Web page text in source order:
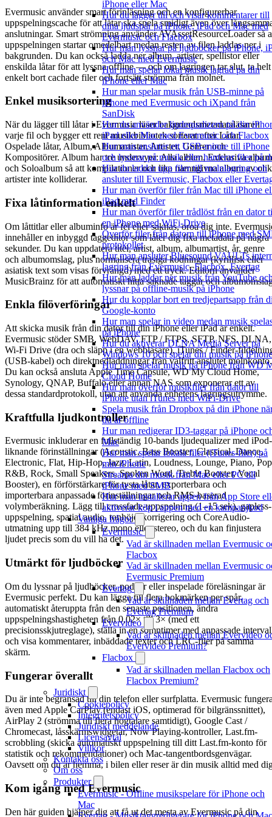
iPhone eller Mac
Hur du lägger till och visar kommentarer till
dina ljudspår på iPhone, iPad och Mac med
Evermusic och Flacbox
Hur man lyssnar på ljudböcker på iPhone,
och Mac med Evermusic
Hur man spelar lokal musik lagrad pa din
iPhone eller Mac
Hur man spelar musik från USB-minne på
iPhone med Evermusic och iXpand från
SanDisk
Hur du använder ljudequalizern på din
iPad eller Mac med Evermusic och Flacbox
Hur man ansluter ett USB-minne till iPhone
och lyssnar på musik eller hanterar filer på
Hur du laddar upp filer till molnlagring och
ansluter till Evermusic, Flacbox eller
Hur man överför filer från Mac till iPhone
iPad med Finder
Hur man överför filer trådlöst från en dator
en iPhone med WiFi-Drive
Överför filer från datorn till iPhone med
protokollet
Hur man ansluter Bluesound VAULTs
lagring från Evermusic, Flacbox, Evertag
Hur man laddar ner musik från YouTube
lyssnar på offline-musik på iPhone
Hur du kopplar bort en tredjepartsapp från
Google-konto
Hur man spelar in video medan musik
på iPhone
Hur du aktiverar DLNA Media Server på
Windows 10 och spelar din musik på iPhone
Hur man spelar musik på iPhone från WD
Cloud Home
Hur man överför musikfiler från dator till
iPhone utan iTunes med WiFi-Drive
Spela musik från Dropbox på din iPhone
du är offline
Hur man redigerar ID3-taggar på iPhone
Mac
Hur man spelar lokala filer (iTunes-filer) på
min iPhone
Streama din musik från Mac eller PC till
iPhone med SMB
Hur man installerar appen från App Store
aktiverar köp i appen med en kampanjkod
Vanliga frågor
Evermusic
Vad är skillnaden mellan Evermusic
Flacbox
Vad är skillnaden mellan Evermusic
Evermusic Premium
Evertag
Vad är skillnaden mellan Evertag och
Evertag Premium
Evervideo
Vad är skillnaden mellan Evervideo
Evervideo Premium?
Flacbox
Vad är skillnaden mellan Flacbox och
Flacbox Premium?
Juridiskt
Cookiepolicy
Integritetspolicy
Juridiskt meddelande
Licensavtal
Villkor
Kontakta oss
Om oss
Produkter
Evermusic - Offline musikspelare för iPhone och
Mac
Evermusic använder smart förinläsning och en konfigurerbar
uppspelningscache för att låtar ska spela smidigt även över
anslutningar. Smart strömning använder AVAssetResourceLoader så
uppspelningen startar omedelbart medan resten av filen laddas ner i
bakgrunden. Du kan också ladda ner album, artister, spellistor eller
enskilda låtar för att lyssna offline — och om lagringen tar slut, ta helt
enkelt bort cachade filer och fortsätt strömma från molnet.
Enkel musiksortering
När du lägger till låtar i Evermusic läser bakgrundsmetadataläsaren
varje fil och bygger ett rent musikbibliotek sorterat efter Låtar,
Ospelade låtar, Album, Albumartister, Artister, Genrer och
Kompositörer. Album har tre undervyer: Alla album, Exklusiva album
och Soloalbum så att kompilationer och lika namngivna album av
artister inte kolliderar.
Fixa låtinformation enkelt
Om låttitlar eller albuminfo är fel eller saknas, oroa dig inte.
innehåller en inbyggd taggeditor som låter dig fixa metadata på några
sekunder. Du kan uppdatera titel, artist, album, albumartist, år, genre
och albumomslag, plus normalisera trasiga kodningar (kyrillisk eller
asiatisk text som visas förvrängd) med ett tryck. Editorn använder
MusicBrainz för att automatiskt hitta saknade taggar och
Enkla filöverföringar
Att skicka musik från din dator till din iPhone eller iPad är enkelt.
Evermusic stöder SMB, WebDAV, FTP / FTPS, SFTP, NFS, DLNA,
Wi-Fi Drive (dra och släpp i en webbläsare), iTunes / Finder-
(USB-kabel) och direktnedladdningar från valfritt anslutet molnkonto.
Du kan också ansluta Apple Time Capsule, WD My Cloud Home,
Synology, QNAP, Buffalo eller annan NAS som exponerar ett av
dessa standardprotokoll, utan att använda enhetens lagringsutrymme.
Kraftfulla ljudkontroller
Evermusic inkluderar en fullständig 10-bands ljudequalizer med iPod-
liknande förinställningar (Acoustic, Bass Booster, Classical, Dance,
Electronic, Flat, Hip-Hop, Jazz, Latin, Loudness, Lounge, Piano,
R&B, Rock, Small Speakers, Spoken Word, Treble Booster, Vocal
Booster), en förförstärkare för tysta låtar, exporterbara och
importerbara anpassade förinställningar och RMS-baserad
volymberäkning. Lägg till crossfade-uppspelning (1–15 sek), gapless-
uppspelning, spatial audio, tonhöjdskorrigering och CoreAudio-
utmatning upp till 384 kHz mono eller stereo, och du kan finjustera
ljudet precis som du vill ha det.
Utmärkt för ljudböcker
Om du lyssnar på ljudböcker, poddar eller inspelade föreläsningar är
Evermusic perfekt. Du kan lägga till flera bokmärken per spår,
automatiskt återuppta från den senaste positionen, ändra
uppspelningshastigheten från 0,02× till 3× (med ett
precisionsskjutreglage), ställa in en sömntimer med anpassade
och visa kommentarer, inbäddade texter och LRC-filer på samma
skärm.
Fungerar överallt
Du är inte begränsad till din telefon eller surfplatta. Evermusic
även med Apple CarPlay (endast iOS, optimerad för bilgränssnittet),
AirPlay 2 (strömma till flera högtalare samtidigt), Google Cast /
Chromecast, låsskärmswidgetar, Now Playing-kontroller, Last.fm-
scrobbling (skicka automatiskt uppspelning till ditt Last.fm-konto för
statistik och rekommendationer) och Mac-tangentbordsgenvägar.
Oavsett om du är hemma, i bilen eller reser är din musik alltid med
Kom igång med Evermusic
Den här guiden hjälper dig att få ut det mesta av Evermusic på din